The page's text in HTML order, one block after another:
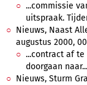
...commissie
uitspraak.
Nieuws, Naast
augustus 2000,
...contract af te
doorgaan naar...
Nieuws, Sturm